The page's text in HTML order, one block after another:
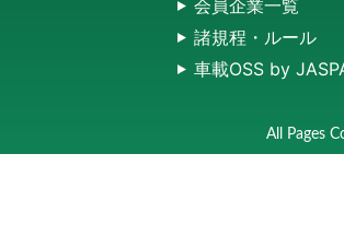
会員企業一覧
諸規程・ルール
車載OSS by
All Pages